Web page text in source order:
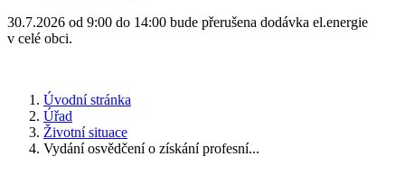
30.7.2026 od 9:00 do 14:00 bude přerušena dodávka el.energie
v celé obci.
Úvodní stránka
Úřad
Životní situace
Vydání osvědčení o získání profesní...